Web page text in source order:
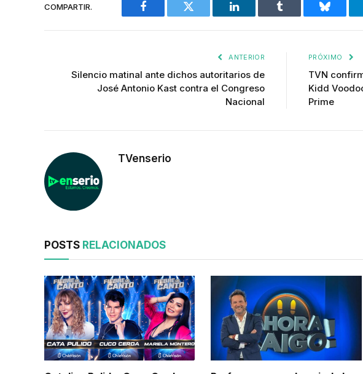
COMPARTIR.
Facebook Twitter LinkedIn Tumblr Bluesky
ANTERIOR
Silencio matinal ante dichos autoritarios de
José Antonio Kast contra el Congreso
Nacional
PRÓXIMO
TVN
Kidd
Prime
TVenserio
POSTS RELACIONADOS